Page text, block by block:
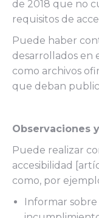
de 2018 que no
requisitos de
Puede haber
desarrollados en
como archivos
que deban
Observaciones
Puede realizar
accesibilidad
como, por
Informar